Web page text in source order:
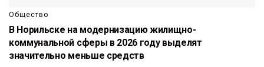
Общество
В Норильске на модернизацию жилищно-
коммунальной сферы в 2026 году выделят
значительно меньше средств